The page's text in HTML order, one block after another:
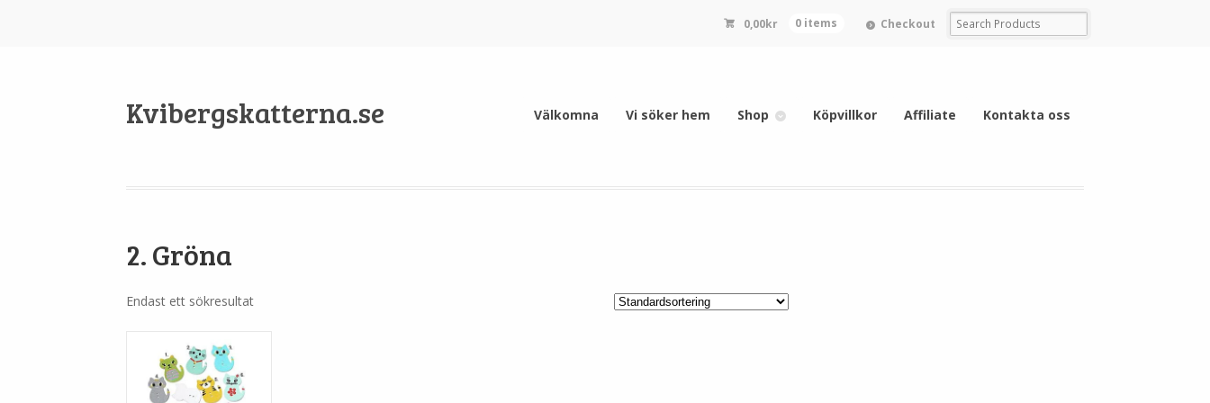
0,00kr 0 items Checkout
Kvibergskatterna.se Välkomna Vi söker hem Shop Köpvillkor Affiliate Kontakta oss
2. Gröna
Endast ett sökresultat